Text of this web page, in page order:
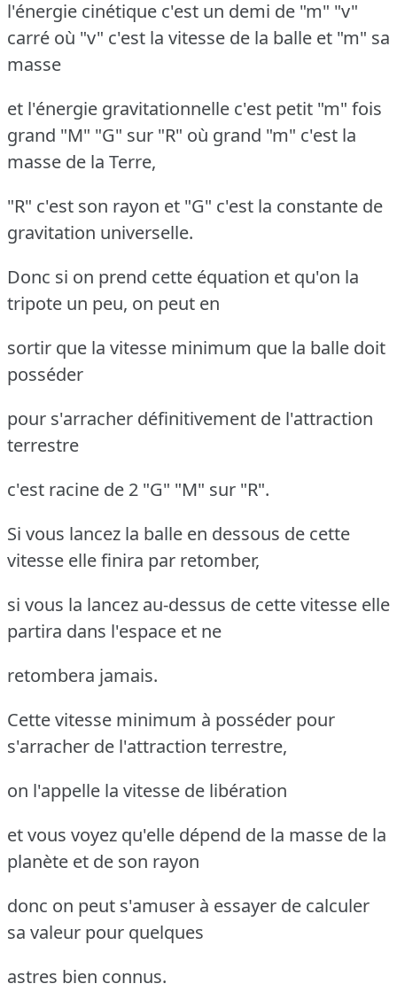
l'énergie cinétique c'est un demi de "m" "v"
carré où "v" c'est la vitesse de la balle et "m" sa
masse
et l'énergie gravitationnelle c'est petit "m" fois
grand "M" "G" sur "R" où grand "m" c'est la
masse de la Terre,
"R" c'est son rayon et "G" c'est la constante de
gravitation universelle.
Donc si on prend cette équation et qu'on la
tripote un peu, on peut en
sortir que la vitesse minimum que la balle doit
posséder
pour s'arracher définitivement de l'attraction
terrestre
c'est racine de 2 "G" "M" sur "R".
Si vous lancez la balle en dessous de cette
vitesse elle finira par retomber,
si vous la lancez au-dessus de cette vitesse elle
partira dans l'espace et ne
retombera jamais.
Cette vitesse minimum à posséder pour
s'arracher de l'attraction terrestre,
on l'appelle la vitesse de libération
et vous voyez qu'elle dépend de la masse de la
planète et de son rayon
donc on peut s'amuser à essayer de calculer
sa valeur pour quelques
astres bien connus.